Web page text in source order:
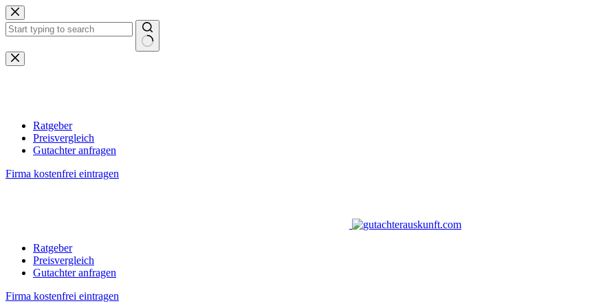
Zum
Inhalt
springen
Keine
Ergebnisse
Ratgeber
Preisvergleich
Gutachter anfragen
Firma kostenfrei eintragen
Ratgeber
Preisvergleich
Gutachter anfragen
Firma kostenfrei eintragen